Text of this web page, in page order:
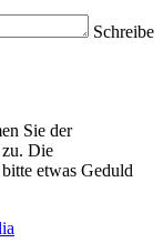
Schreibe
Sie der
zu. Die
etwas Geduld